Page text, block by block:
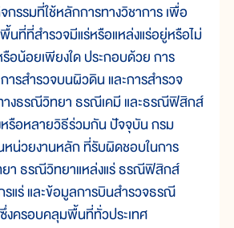
กรรมที่ใช้หลักการทางวิชาการ เพื่อ
นที่ที่สำรวจมีแร่หรือแหล่งแร่อยู่หรือไม่
อน้อยเพียงใด ประกอบด้วย การ
ารสำรวจบนผิวดิน และการสำรวจ
างธรณีวิทยา ธรณีเคมี และธรณีฟิสิกส์
หรือหลายวิธีร่วมกัน ปัจจุบัน กรม
น่วยงานหลัก ที่รับผิดชอบในการ
า ธรณีวิทยาแหล่งแร่ ธรณีฟิสิกส์
แร่ และข้อมูลการบินสำรวจธรณี
ครอบคลุมพื้นที่ทั่วประเทศ